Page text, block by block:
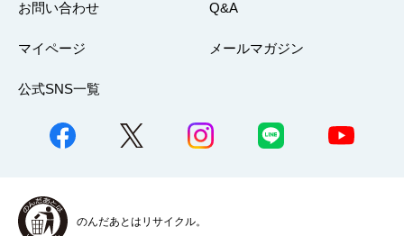
お問い合わせ Q&A
マイページ メールマガジン
公式SNS一覧
のんだあとはリサイクル。